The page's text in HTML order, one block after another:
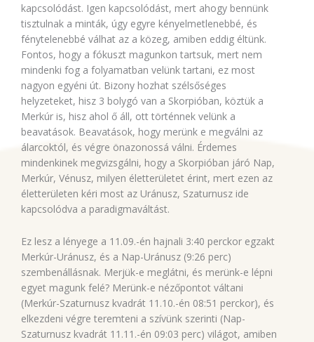
kapcsolódást. Igen kapcsolódást, mert ahogy bennünk
tisztulnak a minták, úgy egyre kényelmetlenebbé, és
fénytelenebbé válhat az a közeg, amiben eddig éltünk.
Fontos, hogy a fókuszt magunkon tartsuk, mert nem
mindenki fog a folyamatban velünk tartani, ez most
nagyon egyéni út. Bizony hozhat szélsőséges
helyzeteket, hisz 3 bolygó van a Skorpióban, köztük a
Merkúr is, hisz ahol ő áll, ott történnek velünk a
beavatások. Beavatások, hogy merünk e megválni az
álarcoktól, és végre önazonossá válni. Érdemes
mindenkinek megvizsgálni, hogy a Skorpióban járó Nap,
Merkúr, Vénusz, milyen életterületet érint, mert ezen az
életterületen kéri most az Uránusz, Szaturnusz ide
kapcsolódva a paradigmaváltást.
Ez lesz a lényege a 11.09.-én hajnali 3:40 perckor egzakt
Merkúr-Uránusz, és a Nap-Uránusz (9:26 perc)
szembenállásnak. Merjük-e meglátni, és merünk-e lépni
egyet magunk felé? Merünk-e nézőpontot váltani
(Merkúr-Szaturnusz kvadrát 11.10.-én 08:51 perckor), és
elkezdeni végre teremteni a szívünk szerinti (Nap-
Szaturnusz kvadrát 11.11.-én 09:03 perc) világot, amiben